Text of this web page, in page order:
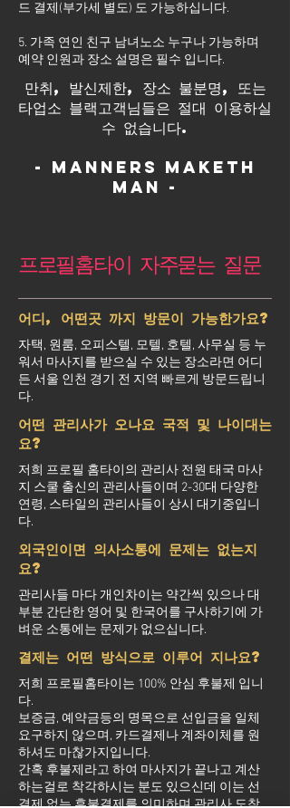
드 결제(부가세 별도) 도 가능하십니다.
5. 가족 연인 친구 남녀노소 누구나 가능하며
예약 인원과 장소 설명은 필수 입니다.
만취, 발신제한, 장소 불분명, 또는
타업소 블랙고객님들은 절대 이용하실
수 없습니다.
- Manners maketh
man -
프로필홈타이 자주묻는 질문
어디, 어떤곳 까지 방문이 가능한가요?
자택, 원룸, 오피스텔, 모텔, 호텔, 사무실 등 누
워서 마사지를 받으실 수 있는 장소라면 어디
든 서울 인천 경기 전 지역 빠르게 방문드립니
다.
어떤 관리사가 오나요 국적 및 나이대는
요?
저희 프로필 홈타이의 관리사 전원 태국 마사
지 스쿨 출신의 관리사들이며 2-30대 다양한
연령, 스타일의 관리사들이 상시 대기중입니
다.
외국인이면 의사소통에 문제는 없는지
요?
관리사들 마다 개인차이는 약간씩 있으나 대
부분 간단한 영어 및 한국어를 구사하기에 가
벼운 소통에는 문제가 없으십니다.
결제는 어떤 방식으로 이루어 지나요?
저희 프로필홈타이는 100% 안심 후불제 입니
다.
보증금, 예약금등의 명목으로 선입금을 일체
요구하지 않으며, 카드결제나 계좌이체를 원
하셔도 마찮가지입니다.
간혹 후불제라고 하여 마사지가 끝나고 계산
하는걸로 착각하시는 분도 있으신데 이는 선
결제 없는 후불결제를 의미하며 관리사 도착